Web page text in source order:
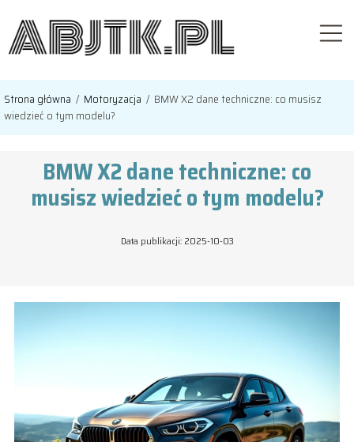
Strona główna / Motoryzacja / BMW X2 dane techniczne: co musisz
wiedzieć o tym modelu?
BMW X2 dane techniczne: co
musisz wiedzieć o tym modelu?
Data publikacji: 2025-10-03